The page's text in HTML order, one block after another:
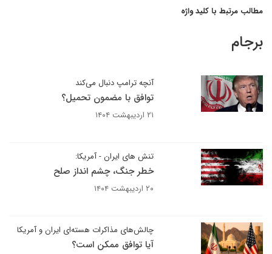
مطالب مرتبط با کلید واژه
برجام
آنچه ترامپ دنبال می‌کند
توافق با مضمون تحمیل؟
۲۱ اردیبهشت ۱۴۰۴
تنش های ایران - آمریکا:
خطر جنگ، چشم انداز صلح
۲۰ اردیبهشت ۱۴۰۴
چالش‌های مذاکرات هسته‌ای ایران و آمریکا
آیا توافق ممکن است؟